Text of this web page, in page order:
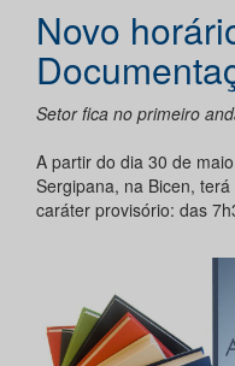
Novo
Setor fica no primeiro
A partir do dia 30 de
Sergipana, na Bicen,
caráter provisório: das